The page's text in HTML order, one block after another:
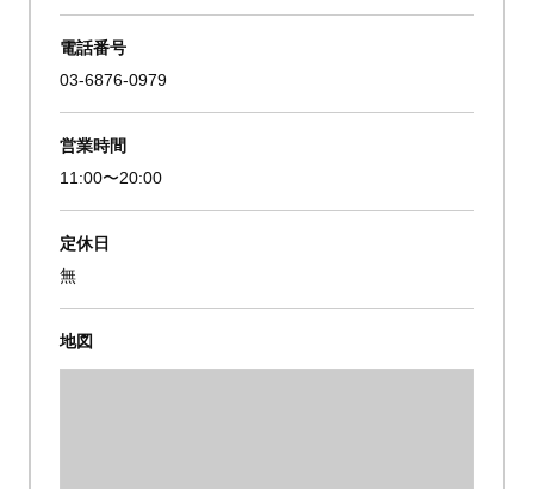
電話番号
03-6876-0979
営業時間
11:00〜20:00
定休日
無
地図